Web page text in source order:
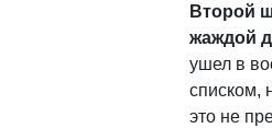
Второй
жаждой
ушел в
списком,
это не